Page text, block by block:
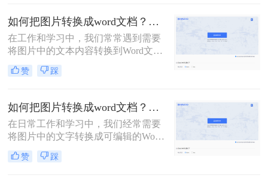
生成电子文档呢？本文将为你介绍三
种简单实用的方法，让你轻松将图片
转换成电子文档，提高工作效率。
如何把图片转换成word文档？来试试这三种方法吧！
在工作和学习中，我们常常遇到需要
将图片中的文本内容转换到Word文档
中的情况，例如从扫描件提取文字、
整理笔记或是重新编辑印刷材料。那
文将向您介绍几种有效的方法，帮助
您轻松实现这一目标。
赞 踩
如何把图片转换成word文档？这三个方法可以学习一下！
在日常工作和学习中，我们经常需要
将图片中的文字转换成可编辑的Word
文档格式，以便进行进一步的编辑和
整理。那么如何把图片转换成word文
赞 踩